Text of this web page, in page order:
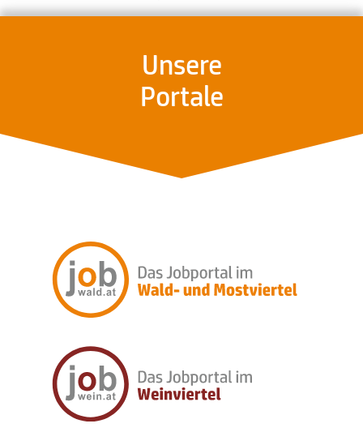
Unsere
Portale